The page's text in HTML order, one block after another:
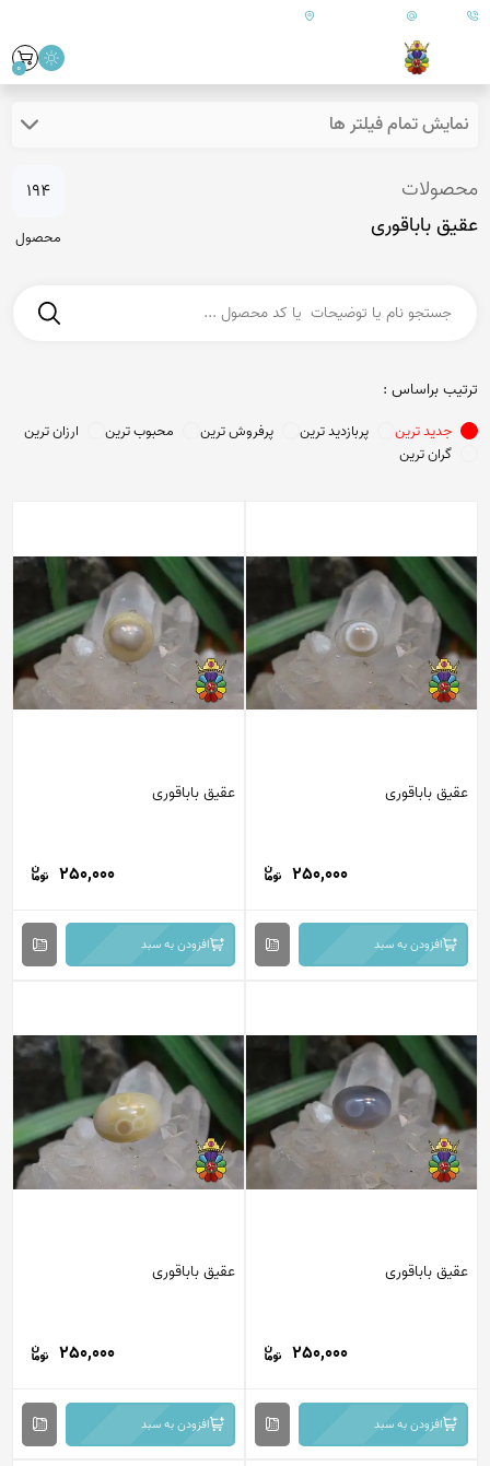
09179890157 ایران - فارس - کازرون
0
نمایش تمام فیلتر ها
محصولات
عقیق باباقوری
194
محصول
ترتیب براساس :
جدید ترین پربازدید ترین پرفروش ترین محبوب ترین
ارزان ترین
گران ترین
عقیق باباقوری
250,000
افزودن به سبد
عقیق باباقوری
250,000
افزودن به سبد
عقیق باباقوری
250,000
افزودن به سبد
عقیق باباقوری
250,000
افزودن به سبد